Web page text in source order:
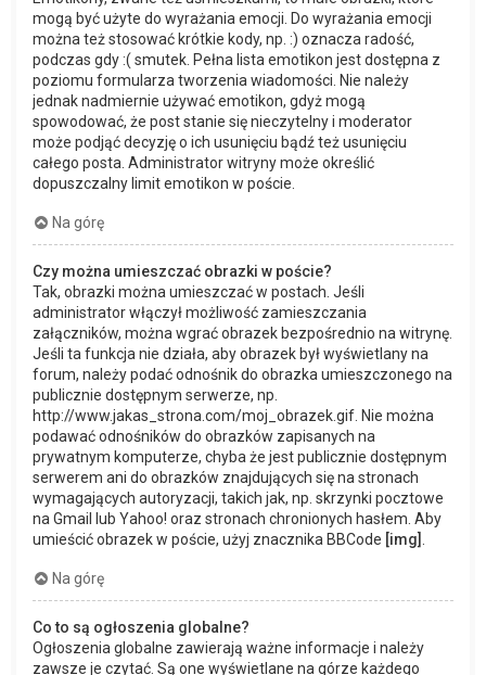
mogą być użyte do wyrażania emocji. Do wyrażania emocji
można też stosować krótkie kody, np. :) oznacza radość,
podczas gdy :( smutek. Pełna lista emotikon jest dostępna z
poziomu formularza tworzenia wiadomości. Nie należy
jednak nadmiernie używać emotikon, gdyż mogą
spowodować, że post stanie się nieczytelny i moderator
może podjąć decyzję o ich usunięciu bądź też usunięciu
całego posta. Administrator witryny może określić
dopuszczalny limit emotikon w poście.
Na górę
Czy można umieszczać obrazki w poście?
Tak, obrazki można umieszczać w postach. Jeśli
administrator włączył możliwość zamieszczania
załączników, można wgrać obrazek bezpośrednio na witrynę.
Jeśli ta funkcja nie działa, aby obrazek był wyświetlany na
forum, należy podać odnośnik do obrazka umieszczonego na
publicznie dostępnym serwerze, np.
http://www.jakas_strona.com/moj_obrazek.gif. Nie można
podawać odnośników do obrazków zapisanych na
prywatnym komputerze, chyba że jest publicznie dostępnym
serwerem ani do obrazków znajdujących się na stronach
wymagających autoryzacji, takich jak, np. skrzynki pocztowe
na Gmail lub Yahoo! oraz stronach chronionych hasłem. Aby
umieścić obrazek w poście, użyj znacznika BBCode [img]
Na górę
Co to są ogłoszenia globalne?
Ogłoszenia globalne zawierają ważne informacje i należy
zawsze je czytać. Są one wyświetlane na górze każdego